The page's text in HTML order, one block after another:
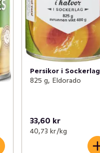
Persikor i Sockerlag
825 g, Eldorado
33,60 kr
40,73 kr /kg